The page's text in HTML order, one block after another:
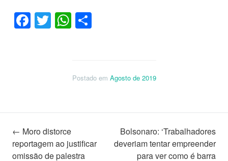
Facebook
TwitterWhatsApp
Postado em Agosto de 2019
Navegação
← Moro distorce
reportagem ao justificar
omissão de palestra
Bolsonaro: ‘Trabalhadores
deveriam tentar empreender
para ver como é barra